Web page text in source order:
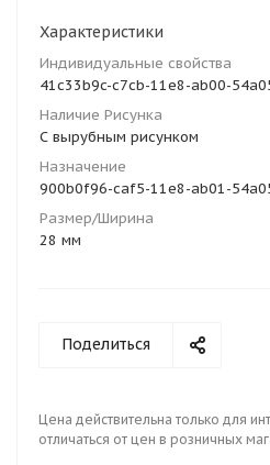
Характеристики
Индивидуальные свойства
41c33b9c-c7cb-11e8-ab00-
Наличие Рисунка
С вырубным рисунком
Назначение
900b0f96-caf5-11e8-ab01-
Размер/Ширина
28 мм
Поделиться
Цена действительна только для
отличаться от цен в розничных